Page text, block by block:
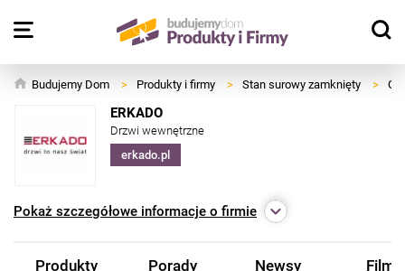
Budujemy Dom > Produkty i firmy > Stan surowy zamknięty >
ERKADO
Drzwi wewnętrzne
erkado.pl
Pokaż szczegółowe informacje o firmie
Produkty Porady Newsy Filmy